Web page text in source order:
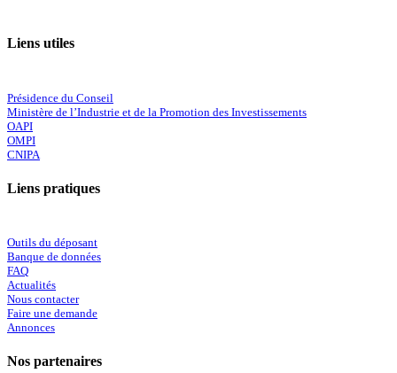
Liens utiles
Présidence du Conseil
Ministère de l’Industrie et de la Promotion des Investissements
OAPI
OMPI
CNIPA
Liens pratiques
Outils du déposant
Banque de données
FAQ
Actualités
Nous contacter
Faire une demande
Annonces
Nos partenaires